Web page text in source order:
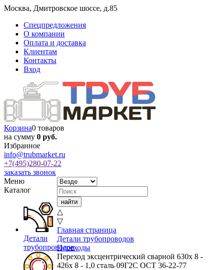
Москва, Дмитровское шоссе, д.85
Спецпредложения
О компании
Оплата и доставка
Клиентам
Контакты
Вход
Корзина0 товаров
на сумму 0 руб.
Избранное
info@trubmarket.ru
+7(495)280-07-22
заказать звонок
Меню
Каталог
Детали
трубопроводов
△
▽
Главная страница
Детали трубопроводов
Переходы
Переход эксцентрический сварной 630х 8 -
426х 8 - 1,0 сталь 09Г2С ОСТ 36-22-77